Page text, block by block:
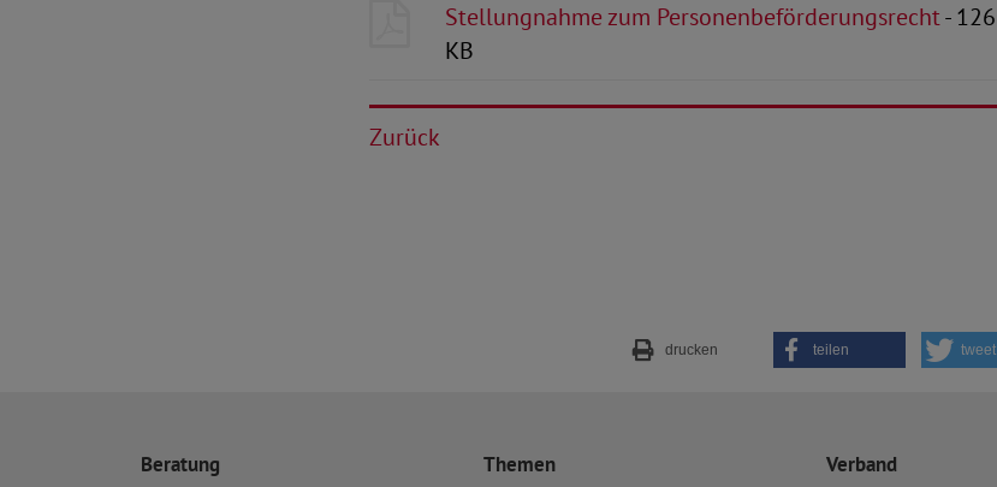
Stellungnahme zum Personenbeförderungsrecht- 126
KB
Zurück
drucken teilen tweet
Beratung
Themen
Verband